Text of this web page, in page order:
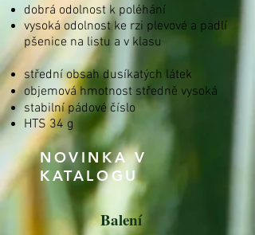
dobrá odolnost k poléhání
vysoká odolnost ke rzi plevové a padlí
pšenice na listu a v klasu
střední obsah dusíkatých látek
objemová hmotnost středně vysoká
stabilní pádové číslo
HTS 34 g
NOVINKA V
KATALOGU
Balení